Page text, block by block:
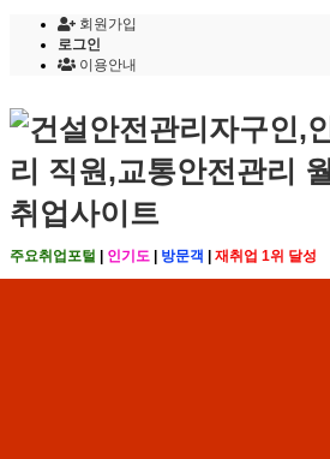
회원가입
로그인
이용안내
주요취업포털 인기도 방문객 재취업 1위 달성